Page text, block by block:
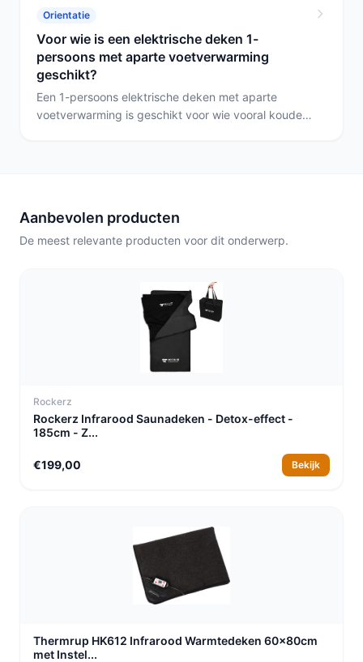
naast of onder de deken of een onderdeken die het
voetenbed verwarmt; kies op basis van
wasbaarheid, timer en het aantal warmtestanden.
Orientatie
Voor wie is een elektrische deken 1-
persoons met aparte voetverwarming
geschikt?
Een 1-persoons elektrische deken met aparte
voetverwarming is geschikt voor wie vooral koude
opvouwbare sjaal.
Aanbevolen producten
De meest relevante producten voor dit onderwerp.
Rockerz
Rockerz Infrarood Saunadeken - Detox-effect -
185cm - Z...
€199,00 Bekijk
Thermrup HK612 Infrarood Warmtedeken 60x80cm
met Instel...